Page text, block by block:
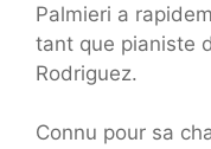
Palmieri a
tant que pianiste
Rodriguez.
Connu pour sa